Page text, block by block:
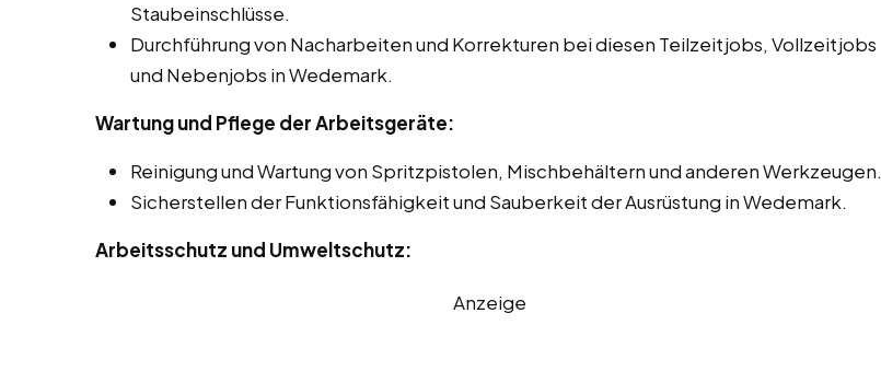
Staubeinschlüsse.
Durchführung von Nacharbeiten und Korrekturen bei diesen Teilzeitjobs, Vollzeitjobs
und Nebenjobs in Wedemark.
Wartung und Pflege der Arbeitsgeräte:
Reinigung und Wartung von Spritzpistolen, Mischbehältern und anderen Werkzeugen.
Sicherstellen der Funktionsfähigkeit und Sauberkeit der Ausrüstung in Wedemark.
Arbeitsschutz und Umweltschutz:
Anzeige